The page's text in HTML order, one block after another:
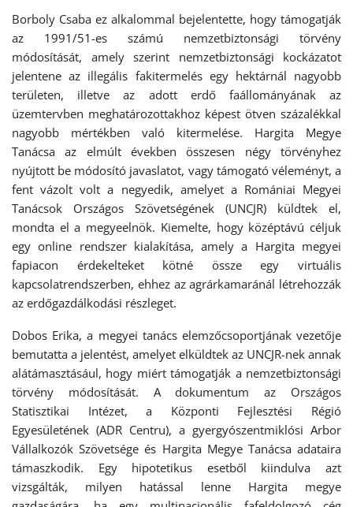
Borboly Csaba ez alkalommal bejelentette, hogy támogatják
az 1991/51-es számú nemzetbiztonsági törvény
módosítását, amely szerint nemzetbiztonsági kockázatot
jelentene az illegális fakitermelés egy hektárnál nagyobb
területen, illetve az adott erdő faállományának az
üzemtervben meghatározottakhoz képest ötven százalékkal
nagyobb mértékben való kitermelése. Hargita Megye
Tanácsa az elmúlt években összesen négy törvényhez
nyújtott be módosító javaslatot, vagy támogató véleményt, a
fent vázolt volt a negyedik, amelyet a Romániai Megyei
Tanácsok Országos Szövetségének (UNCJR) küldtek el,
mondta el a megyeelnök. Kiemelte, hogy középtávú céljuk
egy online rendszer kialakítása, amely a Hargita megyei
fapiacon érdekelteket kötné össze egy virtuális
kapcsolatrendszerben, ehhez az agrárkamaránál létrehozzák
az erdőgazdálkodási részleget.
Dobos Erika, a megyei tanács elemzőcsoportjának vezetője
bemutatta a jelentést, amelyet elküldtek az UNCJR-nek annak
alátámasztásául, hogy miért támogatják a nemzetbiztonsági
törvény módosítását. A dokumentum az Országos
Statisztikai Intézet, a Központi Fejlesztési Régió
Egyesületének (ADR Centru), a gyergyószentmiklósi Arbor
Vállalkozók Szövetsége és Hargita Megye Tanácsa adataira
támaszkodik. Egy hipotetikus esetből kiindulva azt
vizsgálták, milyen hatással lenne Hargita megye